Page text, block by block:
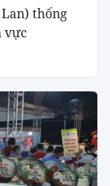
thống
vực